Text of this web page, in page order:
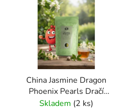
China Jasmine Dragon
Phoenix Pearls Dračí
perly 70 g - Oxalis
Skladem (2 ks)